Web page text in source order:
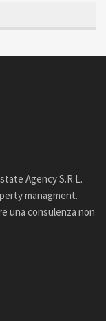
Agency S.R.L.
managment.
una consulenza non